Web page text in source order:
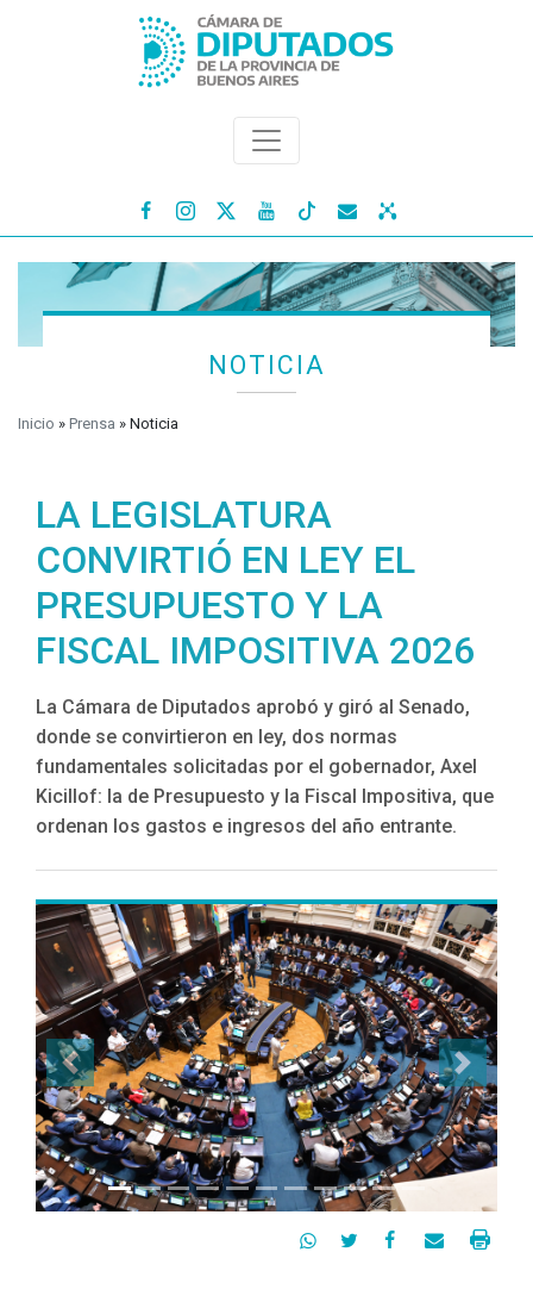
   
NOTICIA
Inicio » Prensa » Noticia
LA LEGISLATURA
CONVIRTIÓ EN LEY EL
PRESUPUESTO Y LA
FISCAL IMPOSITIVA 2026
La Cámara de Diputados aprobó y giró al Senado,
donde se convirtieron en ley, dos normas
fundamentales solicitadas por el gobernador, Axel
Kicillof: la de Presupuesto y la Fiscal Impositiva, que
ordenan los gastos e ingresos del año entrante.
Previous Next
   